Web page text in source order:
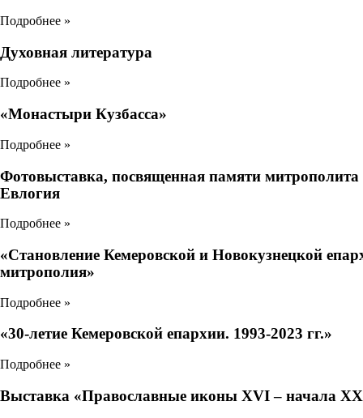
Подробнее »
Духовная литература
Подробнее »
«Монастыри Кузбасса»
Подробнее »
Фотовыставка, посвященная памяти
Евлогия
Подробнее »
«Становление Кемеровской и Новокузнецкой
митрополия»
Подробнее »
«30-летие Кемеровской епархии. 1993-2023 гг.»
Подробнее »
Выставка «Православные иконы XVI – начала XX